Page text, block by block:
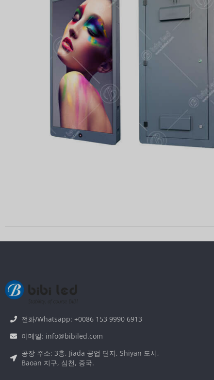
전화/Whatsapp: +0086 153 9990 6913
이메일: info@bibiled.com
공장 주소: 3층, Jiada 공업 단지, Shiyan 도시,
Baoan 지구, 심천, 중국.